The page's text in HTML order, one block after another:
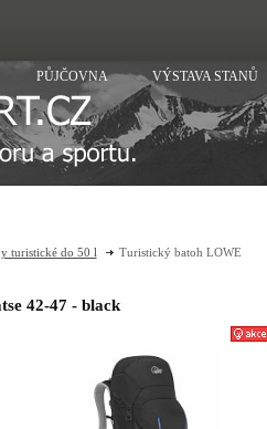
PŮJČOVNA VÝSTAVA STANŮ
turistické do 50 l
Turistický batoh LOWE
42-47 - black